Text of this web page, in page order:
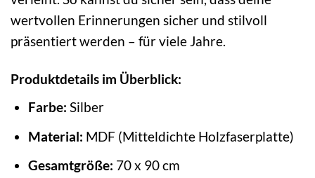
wertvollen Erinnerungen sicher und stilvoll
präsentiert werden – für viele Jahre.
Produktdetails im Überblick:
Farbe: Silber
Material: MDF (Mitteldichte Holzfaserplatte)
Gesamtgröße: 70 x 90 cm